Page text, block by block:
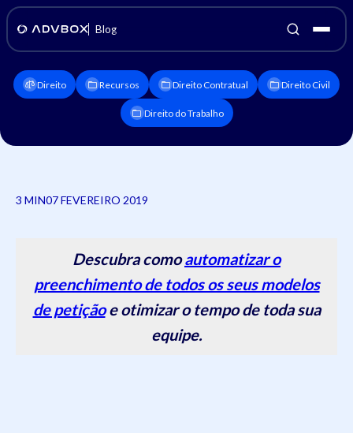
Blog
Direito Recursos Direito Contratual Direito Civil
Direito do Trabalho
3 MIN07 FEVEREIRO 2019
Descubra comoautomatizar o
preenchimento de todos os seus modelos
de petiçãoe otimizar o tempo de toda sua
equipe.